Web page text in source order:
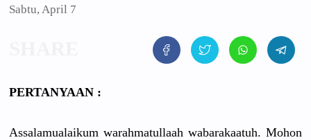
Sabtu, April 7
PERTANYAAN :
Assalamualaikum warahmatullaah wabarakaatuh. Mohon